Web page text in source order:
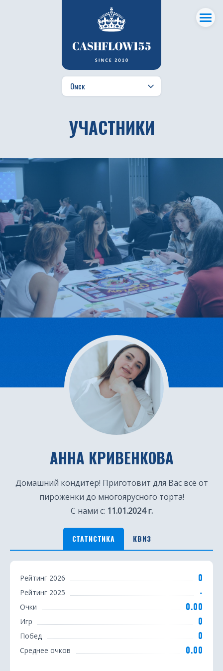
УЧАСТНИКИ
АННА КРИВЕНКОВА
Домашний кондитер! Приготовит для Вас всё от
пироженки до многоярусного торта!
С нами с: 11.01.2024 г.
СТАТИСТИКА КВИЗ
С
Рейтинг 2026 0
Рейтинг 2025 -
Очки 0.00
Игр 0
Побед 0
Среднее очков 0.00